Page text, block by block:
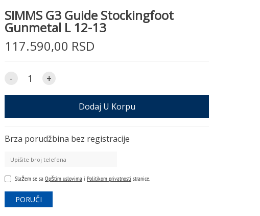
SIMMS G3 Guide Stockingfoot
Gunmetal L 12-13
117.590,00 RSD
- +
Dodaj U Korpu
Brza porudžbina bez registracije
Slažem se sa Opštim uslovima i Politikom privatnosti stranice.